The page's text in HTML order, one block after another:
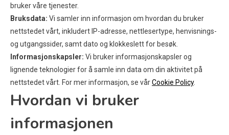
bruker våre tjenester.
Bruksdata: Vi samler inn informasjon om hvordan du bruker
nettstedet vårt, inkludert IP-adresse, nettlesertype, henvisnings-
og utgangssider, samt dato og klokkeslett for besøk.
Informasjonskapsler: Vi bruker informasjonskapsler og
lignende teknologier for å samle inn data om din aktivitet på
nettstedet vårt. For mer informasjon, se vårCookie Policy.
Hvordan vi bruker
informasjonen